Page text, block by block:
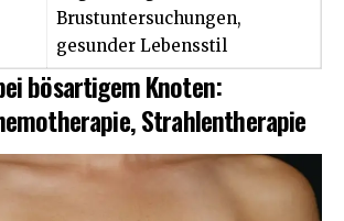
Brustuntersuchungen,
gesunder Lebensstil
bösartigem Knoten:
Strahlentherapie